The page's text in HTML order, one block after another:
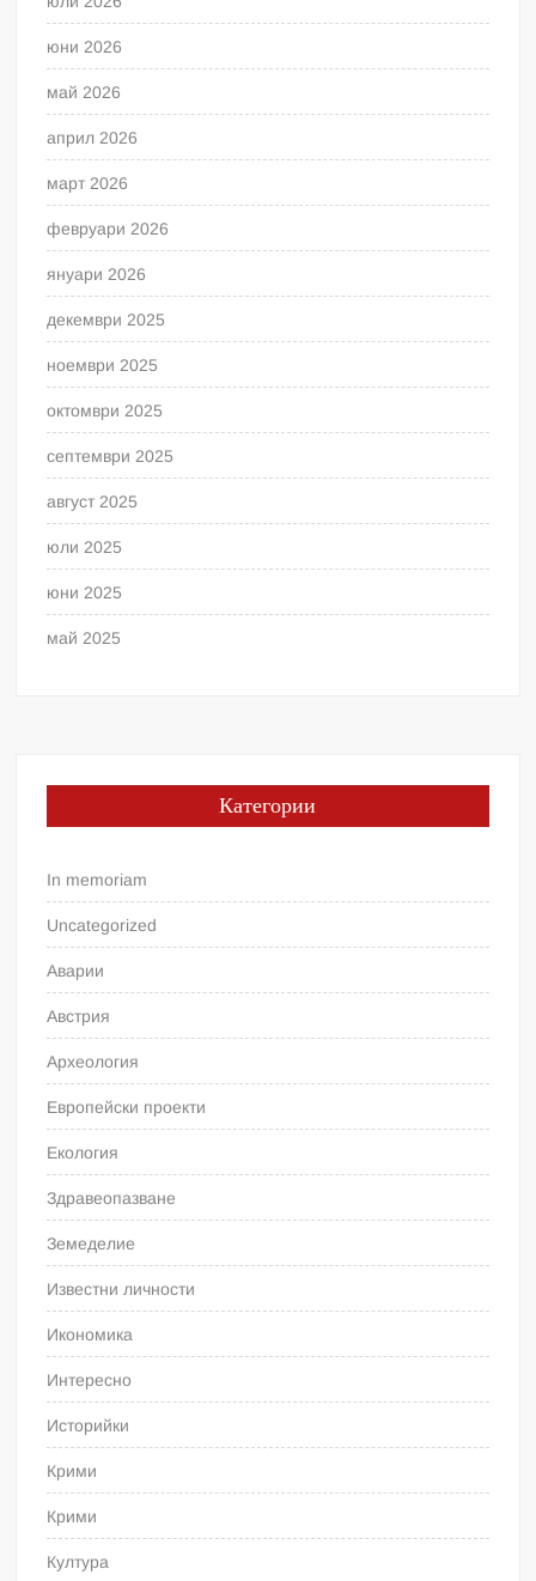
юни 2026
май 2026
април 2026
март 2026
февруари 2026
януари 2026
декември 2025
ноември 2025
октомври 2025
септември 2025
август 2025
юли 2025
юни 2025
май 2025
Категории
In memoriam
Uncategorized
Аварии
Австрия
Археология
Европейски проекти
Екология
Здравеопазване
Земеделие
Известни личности
Икономика
Интересно
Историйки
Крими
Крими
Култура